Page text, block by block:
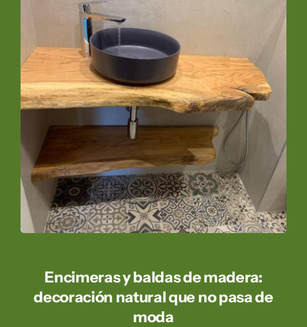
Encimeras y baldas de madera:
decoración natural que no pasa de
moda